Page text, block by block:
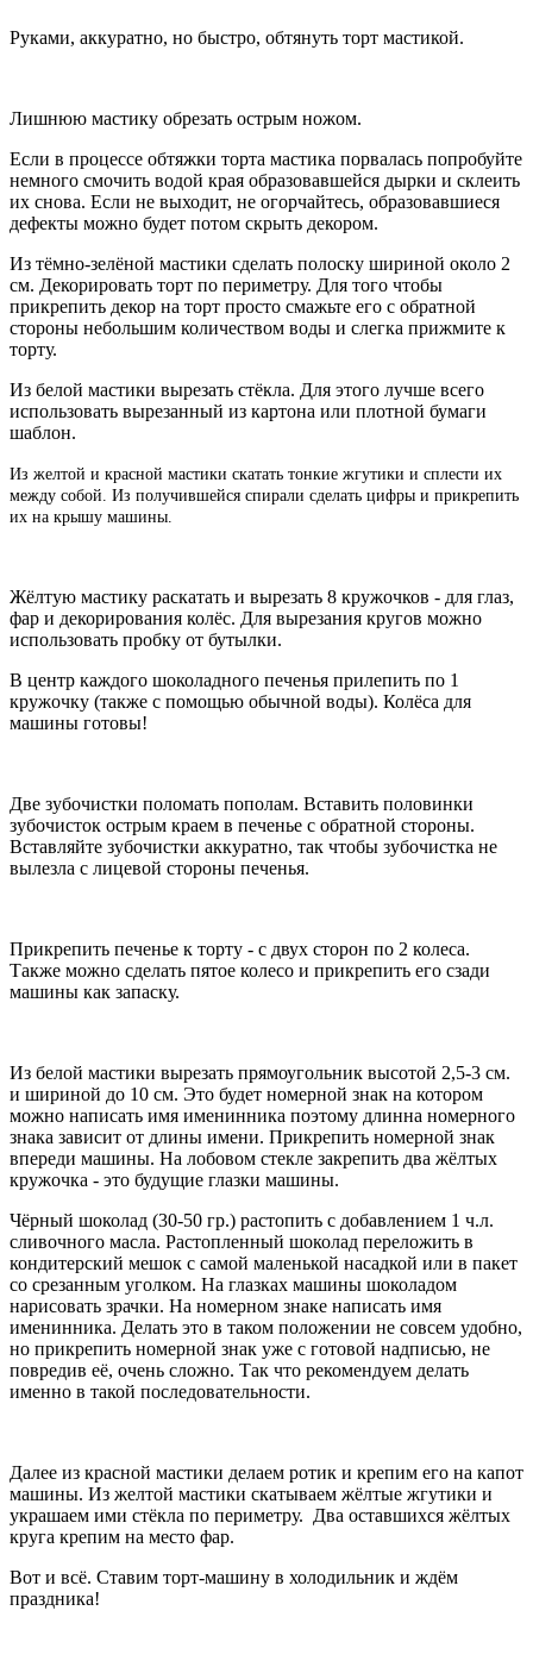
Руками, аккуратно, но быстро, обтянуть торт мастикой.
Лишнюю мастику обрезать острым ножом.
Если в процессе обтяжки торта мастика порвалась попробуйте
немного смочить водой края образовавшейся дырки и склеить
их снова. Если не выходит, не огорчайтесь, образовавшиеся
дефекты можно будет потом скрыть декором.
Из тёмно-зелёной мастики сделать полоску шириной около 2
см. Декорировать торт по периметру. Для того чтобы
прикрепить декор на торт просто смажьте его с обратной
стороны небольшим количеством воды и слегка прижмите к
торту.
Из белой мастики вырезать стёкла. Для этого лучше всего
использовать вырезанный из картона или плотной бумаги
шаблон.
Из желтой и красной мастики скатать тонкие жгутики и сплести их
между собой. Из получившейся спирали сделать цифры и прикрепить
их на крышу машины.
Жёлтую мастику раскатать и вырезать 8 кружочков - для глаз,
фар и декорирования колёс. Для вырезания кругов можно
использовать пробку от бутылки.
В центр каждого шоколадного печенья прилепить по 1
кружочку (также с помощью обычной воды). Колёса для
машины готовы!
Две зубочистки поломать пополам. Вставить половинки
зубочисток острым краем в печенье с обратной стороны.
Вставляйте зубочистки аккуратно, так чтобы зубочистка не
вылезла с лицевой стороны печенья.
Прикрепить печенье к торту - с двух сторон по 2 колеса.
Также можно сделать пятое колесо и прикрепить его сзади
машины как запаску.
Из белой мастики вырезать прямоугольник высотой 2,5-3 см.
и шириной до 10 см. Это будет номерной знак на котором
можно написать имя именинника поэтому длинна номерного
знака зависит от длины имени. Прикрепить номерной знак
впереди машины. На лобовом стекле закрепить два жёлтых
кружочка - это будущие глазки машины.
Чёрный шоколад (30-50 гр.) растопить с добавлением 1 ч.л.
сливочного масла. Растопленный шоколад переложить в
кондитерский мешок с самой маленькой насадкой или в пакет
со срезанным уголком. На глазках машины шоколадом
нарисовать зрачки. На номерном знаке написать имя
именинника. Делать это в таком положении не совсем удобно,
но прикрепить номерной знак уже с готовой надписью, не
повредив её, очень сложно. Так что рекомендуем делать
именно в такой последовательности.
Далее из красной мастики делаем ротик и крепим его на капот
машины. Из желтой мастики скатываем жёлтые жгутики и
украшаем ими стёкла по периметру. Два оставшихся жёлтых
круга крепим на место фар.
Вот и всё. Ставим торт-машину в холодильник и ждём
праздника!